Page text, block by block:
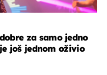
za samo jedno
još jednom oživio